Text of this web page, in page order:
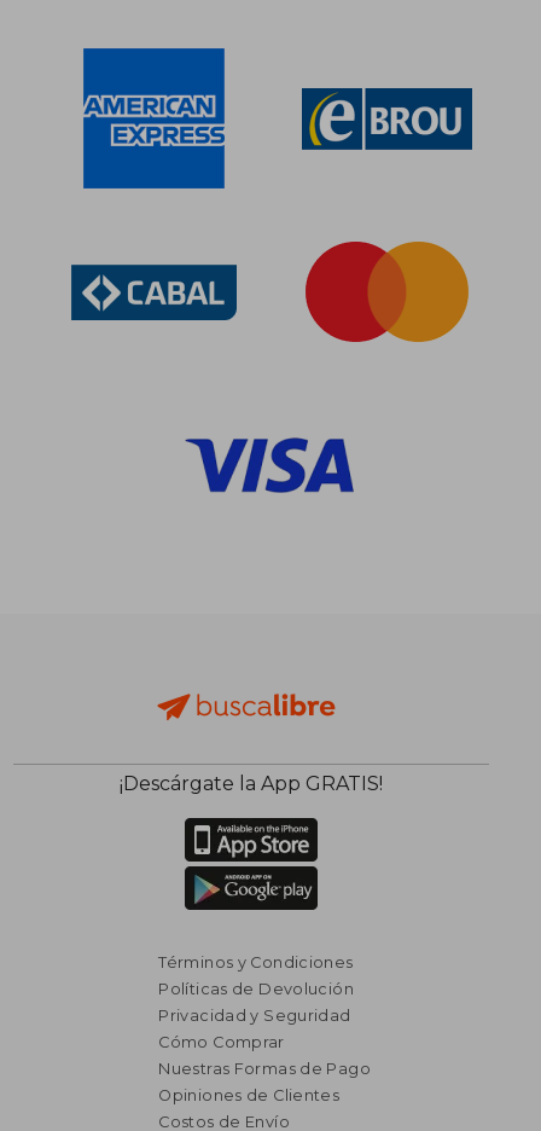
¡Descárgate la App GRATIS!
Términos y Condiciones
Políticas de Devolución
Privacidad y Seguridad
Cómo Comprar
Nuestras Formas de Pago
Opiniones de Clientes
Costos de Envío